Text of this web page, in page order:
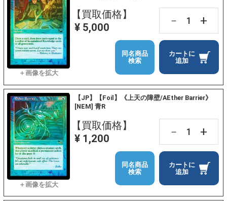
【買取価格】
¥ 5,000
－ +
カートに
追加
同名商品
検索
【JP】【Foil】《上天の障壁/AEther Barrier》
[NEM] 青R
【買取価格】
¥ 1,200
－ +
カートに
追加
同名商品
検索